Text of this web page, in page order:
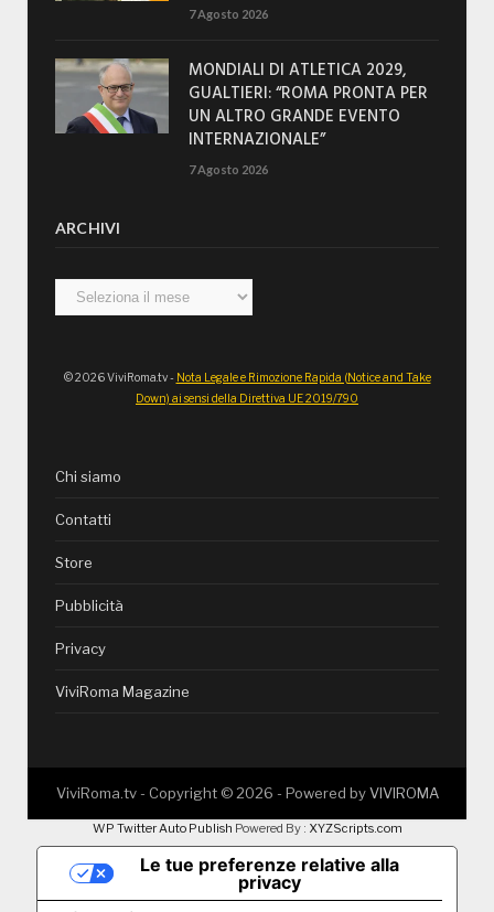
7 Agosto 2026
MONDIALI DI ATLETICA 2029,
GUALTIERI: “ROMA PRONTA PER
UN ALTRO GRANDE EVENTO
INTERNAZIONALE”
7 Agosto 2026
ARCHIVI
Archivi
© 2026 ViviRoma.tv - Nota Legale e Rimozione Rapida (Notice and Take
Down) ai sensi della Direttiva UE 2019/790
Chi siamo
Contatti
Store
Pubblicità
Privacy
ViviRoma Magazine
ViviRoma.tv - Copyright ©2026 - Powered byVIVIROMA
WP Twitter Auto Publish Powered By : XYZScripts.com
Le tue preferenze relative alla
privacy